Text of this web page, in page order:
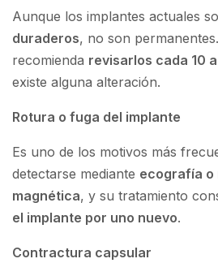
Aunque los implantes actuales
duraderos, no son
recomienda revisarlos cada 10
existe alguna alteración.
Rotura o fuga del implante
Es uno de los motivos más
detectarse mediante ecografía o
magnética, y su tratamiento
el implante por uno nuevo.
Contractura capsular